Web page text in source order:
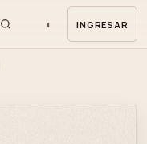
◐ INGRESAR